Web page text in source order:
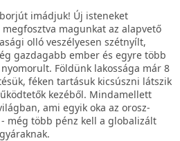
imádjuk! Új isteneket
magunkat az alapvető
olló veszélyesen szétnyílt,
gazdagabb ember és egyre több
Földünk lakossága már 8
féken tartásuk kicsúszni látszik
kezéből. Mindamellett
ami egyik oka az orosz-
még több pénz kell a globalizált